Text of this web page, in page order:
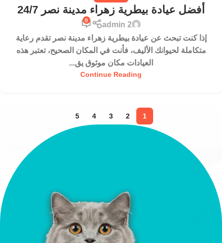
أفضل عيادة بيطرية زهراء مدينة نصر 24/7
admin 2
0
إذا كنت تبحث عن عيادة بيطرية زهراء مدينة نصر تقدم رعاية
متكاملة لحيوانك الأليف، فأنت في المكان الصحيح، تعتبر هذه
العيادات مكان موثوق يق...
Continue Reading
1
2
3
4
5